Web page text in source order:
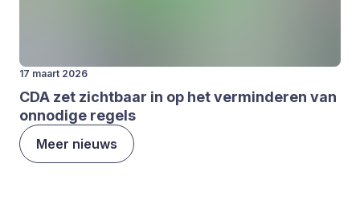
17 maart 2026
CDA zet zicht­baar in op het ver­min­de­ren van
onno­di­ge regels
Meer nieuws